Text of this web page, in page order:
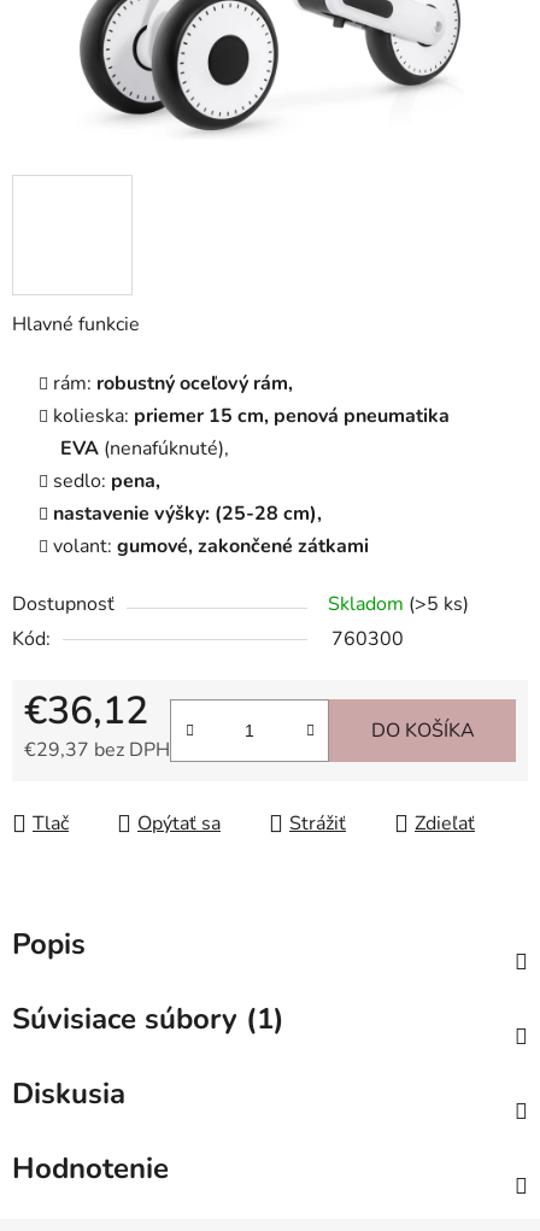
Hlavné funkcie
rám: robustný oceľový rám,
kolieska: priemer 15 cm, penová pneumatika
EVA (nenafúknuté),
sedlo: pena,
nastavenie výšky: (25-28 cm),
volant: gumové, zakončené zátkami
Dostupnosť Skladom (>5 ks)
Kód:
760300
€36,12
€29,37 bez DPH
DO KOŠÍKA
Tlač Opýtať sa Strážiť Zdieľať
Popis
Súvisiace súbory (1)
Diskusia
Hodnotenie